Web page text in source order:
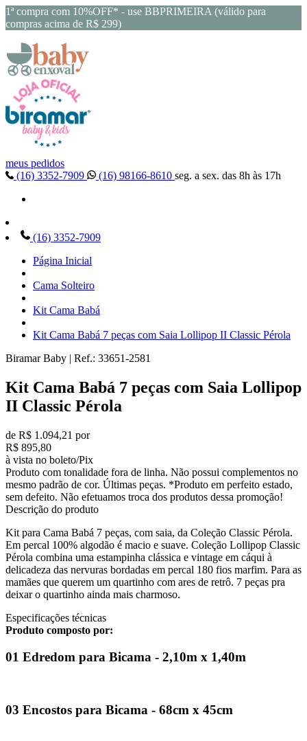
1ª compra com 10%OFF* - use BBPRIMEIRA (válido para
compras acima de R$ 299)
meus pedidos
(16) 3352-7909
(16) 98166-8610 seg. a sex. das 8h às 17h
(16) 3352-7909
Página Inicial
Cama Solteiro
Kit Cama Babá
Kit Cama Babá 7 peças com Saia Lollipop II Classic Pérola
Biramar Baby | Ref.: 33651-2581
Kit Cama Babá 7 peças com Saia Lollipop
II Classic Pérola
de R$ 1.094,21 por
R$ 895,80
à vista no boleto/Pix
Produto com tonalidade fora de linha. Não possui complementos no
mesmo padrão de cor. Últimas peças. *Produto em perfeito estado,
sem defeito. Não efetuamos troca dos produtos dessa promoção!
Descrição do produto
Kit para Cama Babá 7 peças, com saia, da Coleção Classic Pérola.
Em percal 100% algodão é macio e suave. Coleção Lollipop Classic
Pérola combina uma estampinha clássica e vintage em cáqui à
delicadeza das nervuras bordadas em percal 180 fios marfim. Para as
mamães que querem um quartinho com ares de retrô. 7 peças pra
deixar o quartinho ainda mais charmoso.
Especificações técnicas
Produto composto por:
01 Edredom para Bicama - 2,10m x 1,40m
03 Encostos para Bicama - 68cm x 45cm